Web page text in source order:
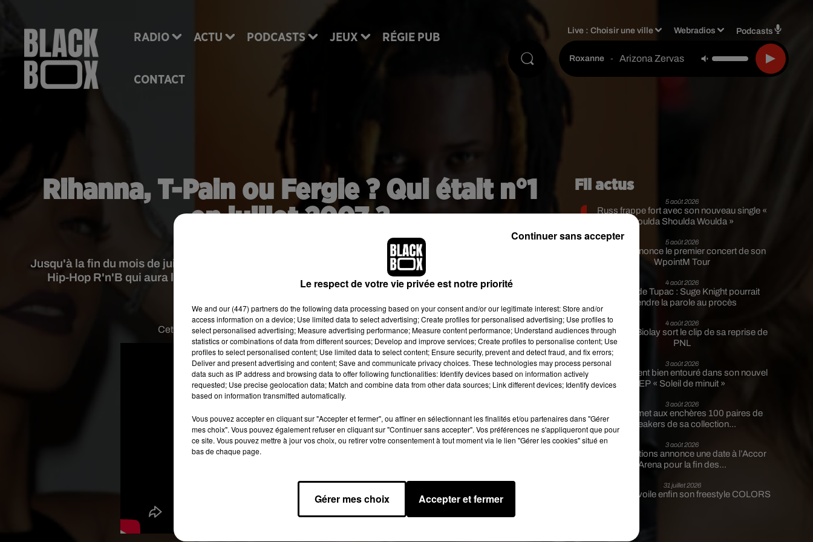
RADIO ACTU PODCASTS JEUX RÉGIE PUB
CONTACT
Live :Choisir une ville Webradios Podcasts
Roxanne - Arizona Zervas
Rihanna, T-Pain ou Fergie ? Qui était n°1
en juillet 2007 ?
Jusqu'à la fin du mois de juillet, nous remontons dans le temps pour retrouver, chaque jour, LE titre
Hip-Hop R'n'B qui aura le plus marqué l'un des 16 derniers été, de 2000 à 2016. Aujourd'hui,
l'année 2007 !
Cet été là, c'estRihannaqui était numéro 1 avec «Umbrella».
Fil actus
5 août 2026
Russ frappe fort avec son nouveau single «
Coulda Shoulda Woulda »
5 août 2026
Tiakola annonce le premier concert de son
WpointM Tour
4 août 2026
Meurtre de Tupac : Suge Knight pourrait
prendre la parole au procès
4 août 2026
Benjamin Biolay sort le clip de sa reprise de
PNL
3 août 2026
Rim’K revient bien entouré dans son nouvel
EP « Soleil de minuit »
3 août 2026
Eminem met aux enchères 100 paires de
sneakers de sa collection...
3 août 2026
Lena Situations annonce une date à l’Accor
Arena pour la fin des...
31 juillet 2026
Guizmo dévoile enfin son freestyle COLORS
Le respect de votre vie privée est notre priorité
We and our (447) partnersdo the following data processing based on your consent and/or our legitimate interest: Store and/or
access information on a device; Use limited data to select advertising; Create profiles for personalised advertising; Use profiles to
select personalised advertising; Measure advertising performance; Measure content performance; Understand audiences through
statistics or combinations of data from different sources; Develop and improve services; Create profiles to personalise content; Use
profiles to select personalised content; Use limited data to select content; Ensure security, prevent and detect fraud, and fix errors;
Deliver and present advertising and content; Save and communicate privacy choices. These technologies may process personal
data such as IP address and browsing data to offer following functionalities: Identify devices based on information actively
requested; Use precise geolocation data; Match and combine data from other data sources; Link different devices; Identify devices
based on information transmitted automatically.
Vous pouvez accepter en cliquant sur "Accepter et fermer", ou affiner en sélectionnant les finalités et/ou partenaires dans "Gérer
mes choix". Vous pouvez également refuser en cliquant sur "Continuer sans accepter". Vos préférences ne s'appliqueront que pour
ce site. Vous pouvez mettre à jour vos choix, ou retirer votre consentement à tout moment via le lien "Gérer les cookies" situé en
bas de chaque page.
Gérer mes choix Accepter et fermer
Continuer sans accepter